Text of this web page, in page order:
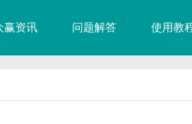
赢资讯 问题解答 使用教